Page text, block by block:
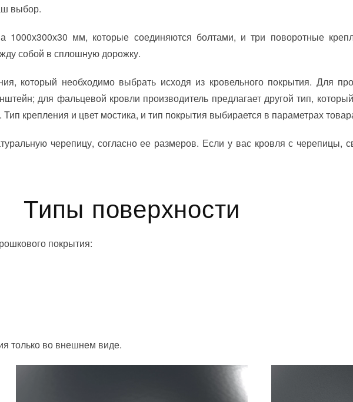
выбор.
1000х300х30 мм, которые соединяются болтами, и три поворотные
собой в сплошную дорожку.
который необходимо выбрать исходя из кровельного покрытия. Для
для фальцевой кровли производитель предлагает другой тип,
Тип крепления и цвет мостика, и тип покрытия выбирается в параметрах
черепицу, согласно ее размеров. Если у вас кровля с черепицы,
Типы поверхности
покрытия:
только во внешнем виде.